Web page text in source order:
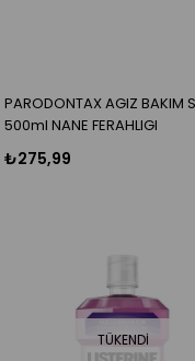
PARODONTAX AGIZ BAKIM
500ml NANE FERAHLIGI
₺275,99
TÜKENDI